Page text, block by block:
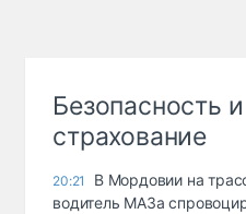
Безопасность и
страхование
20:21
В Мордовии на
водитель МАЗа